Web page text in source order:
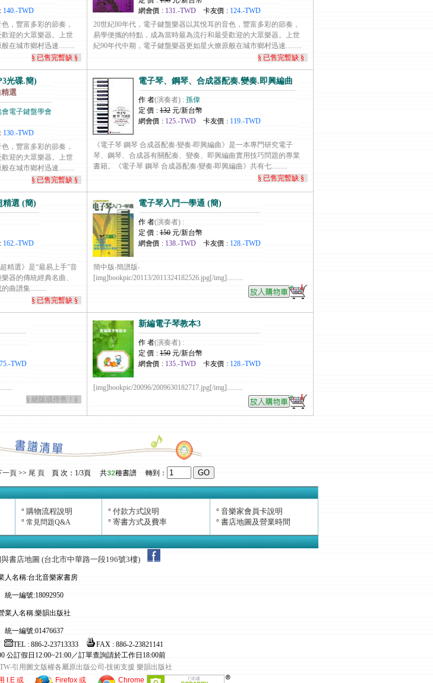
140.-TWD
，豐富多彩的節奏，
迎的大眾樂器。上世
在城市鄉村迅速.........
§ 已售完暫缺 §
網會價 : 131.-TWD 卡友價 : 124.-TWD
20世紀80年代，電子鍵盤樂器以其悅耳的音色，豐富多彩的節奏，
易學便攜的特點，成為當時最為流行和最受歡迎的大眾樂器。上世
紀90年代中期，電子鍵盤樂器更如星火燎原般在城市鄉村迅速.........
§ 已售完暫缺 §
光碟.簡)
選
電子鍵盤學會
130.-TWD
，豐富多彩的節奏，
迎的大眾樂器。上世
在城市鄉村迅速.........
§ 已售完暫缺 §
電子琴、鋼琴、合成器配奏.變奏.即興編曲
作 者(演奏者) : 孫偉
定 價 : 132 元/新台幣
網會價 : 125.-TWD 卡友價 : 119.-TWD
《電子琴 鋼琴 合成器配奏‧變奏‧即興編曲》是一本專門研究電子
琴、鋼琴、合成器有關配奏、變奏、即興編曲實用技巧問題的專業
書籍。《電子琴 鋼琴 合成器配奏‧變奏‧即興編曲》共有七.........
§ 已售完暫缺 §
精選 (簡)
162.-TWD
精選》是“最易上手”音
器的傳統經典名曲、
曲譜集.........
§ 已售完暫缺 §
電子琴入門一學通 (簡)
作 者(演奏者) :
定 價 : 150 元/新台幣
網會價 : 138.-TWD 卡友價 : 128.-TWD
簡中版‧簡譜版‧
[img]bookpic/20113/2011324182526.jpg[/img].........
75.-TWD
§ 絕版或停售！§
新編電子琴教本3
作 者(演奏者) :
定 價 : 150 元/新台幣
網會價 : 135.-TWD 卡友價 : 128.-TWD
[img]bookpic/20096/2009630182717.jpg[/img].........
一頁>> 尾 頁 頁 次： 1/3頁 共32種書譜 轉到：
° 購物流程說明
° 常見問題Q&A
° 付款方式說明
° 寄書方式及費率
° 音樂家會員卡說明
° 書店地圖及營業時間
書店地圖 (台北市中華路一段196號3樓)
人名稱:台北音樂家書房
統一編號:18092950
業人名稱:樂韻出版社
統一編號:01476637
TEL : 886-2-23713333
FAX : 886-2-23821141
公訂假日12:00~21:00／訂單查詢請於工作日18:00前
引用圖文版權各屬原出版公司‧技術支援 樂韻出版社
I.E 或
Firefox 或 Chrome